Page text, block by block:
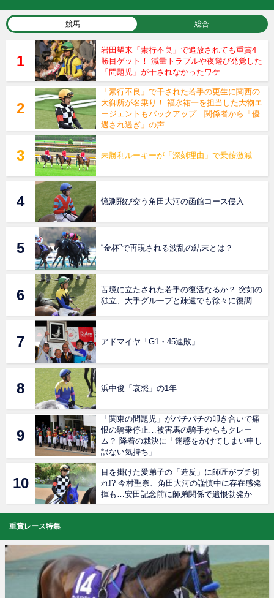
競馬 総合
岩田望来「素行不良」で追放されても重賞4
勝目ゲット！ 減量トラブルや夜遊び発覚した
「問題児」が干されなかったワケ
「素行不良」で干された若手の更生に関西の
大御所が名乗り！ 福永祐一を担当した大物エ
ージェントもバックアップ…関係者から「優
遇され過ぎ」の声
未勝利ルーキーが「深刻理由」で乗鞍激減
憶測飛び交う角田大河の函館コース侵入
“金杯”で再現される波乱の結末とは？
苦境に立たされた若手の復活なるか？ 突如の
独立、大手グループと疎遠でも徐々に復調
アドマイヤ「G1・45連敗」
浜中俊「哀愁」の1年
「関東の問題児」がバチバチの叩き合いで痛
恨の騎乗停止…被害馬の騎手からもクレー
ム？ 降着の裁決に「迷惑をかけてしまい申し
訳ない気持ち」
目を掛けた愛弟子の「造反」に師匠がブチ切
れ!? 今村聖奈、角田大河の謹慎中に存在感発
揮も…安田記念前に師弟関係で遺恨勃発か
重賞レース特集